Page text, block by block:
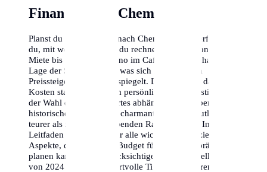
Finanz-Check Chemnitz
Planst du einen Umzug nach Chemnitz? Hier erfährst
du, mit welchen Kosten du rechnen musst – von der
Miete bis zum Cappuccino im Café. Die wirtschaftliche
Lage der Stadt ist stabil, was sich in moderaten
Preissteigerungen widerspiegelt. Denke daran, dass die
Kosten stark von deinem persönlichen Lebensstil und
der Wahl deines Wohnortes abhängen. Ein Leben im
historischen Zentrum ist charmant, aber oft deutlich
teurer als in den aufstrebenden Randbezirken. In diesem
Leitfaden analysieren wir alle wichtigen finanziellen
Aspekte, damit du dein Budget für Chemnitz präzise
planen kannst. Wir berücksichtigen dabei aktuelle Daten
von 2024 und geben wertvolle Tipps zum Sparen.